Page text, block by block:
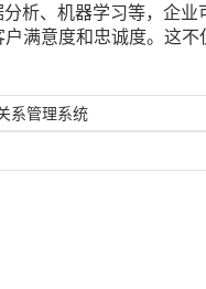
析、机器学习等，企
户满意度和忠诚度。这
系管理系统